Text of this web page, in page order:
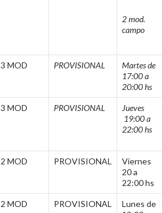
2 mod.
campo
3 MOD PROVISIONAL
Martes de
17:00 a
20:00 hs
3 MOD PROVISIONAL
Jueves
19:00 a
22:00 hs
2 MOD PROVISIONAL
Viernes
20 a
22:00 hs
2 MOD PROVISIONAL
Lunes de